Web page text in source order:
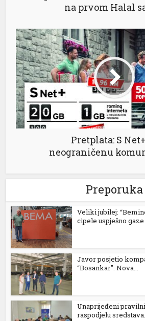
na prvom Halal
Pretplata: S
neograničenu
Preporuka
Veliki jubilej:
cipele uspješno gaze
Javor posjetio
“Bosankar”: Nova...
Unaprijeđeni
raspodjelu